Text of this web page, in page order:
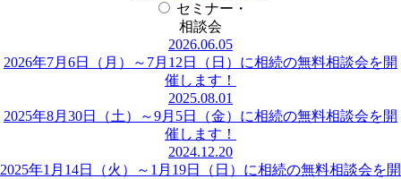
セミナー・
相談会
2026.06.05
2026年7月6日（月）～7月12日（日）に相続の無料相談会を開
催します！
2025.08.01
2025年8月30日（土）～9月5日（金）に相続の無料相談会を開
催します！
2024.12.20
2025年1月14日（火）～1月19日（日）に相続の無料相談会を開